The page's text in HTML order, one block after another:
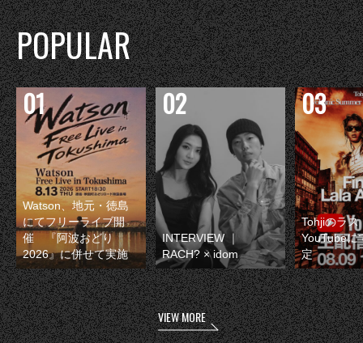
POPULAR
Watson、地元・徳島
にてフリーライブ開
催 『阿波おどり
2026』に併せて実施
INTERVIEW ｜
RACH? × idom
Tohjiのラス
YouTubeに
定
VIEW MORE